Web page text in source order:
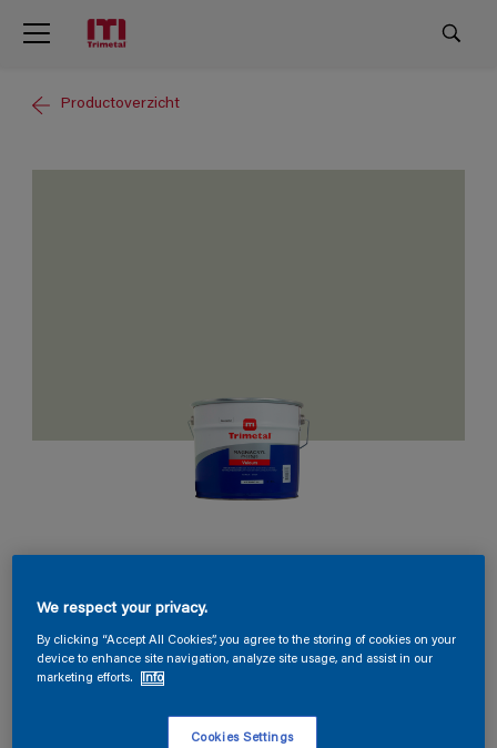
Productoverzicht
TDG3-072
We respect your privacy.
By clicking “Accept All Cookies”, you agree to the storing of cookies on your
device to enhance site navigation, analyze site usage, and assist in our
marketing efforts.
Info
Cookies Settings